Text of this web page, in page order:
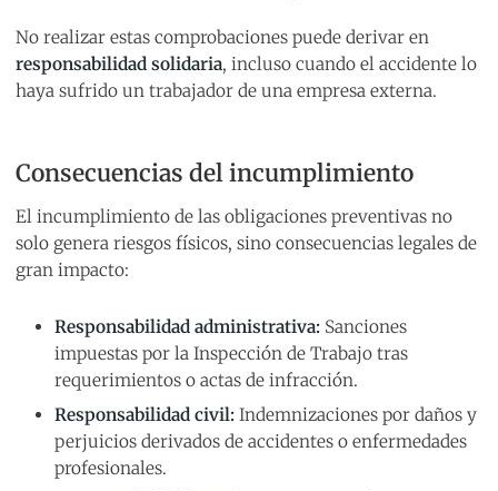
No realizar estas comprobaciones puede derivar en
responsabilidad solidaria, incluso cuando el accidente lo
haya sufrido un trabajador de una empresa externa.
Consecuencias del incumplimiento
El incumplimiento de las obligaciones preventivas no
solo genera riesgos físicos, sino consecuencias legales de
gran impacto:
Responsabilidad administrativa: Sanciones
impuestas por la Inspección de Trabajo tras
requerimientos o actas de infracción.
Responsabilidad civil: Indemnizaciones por daños y
perjuicios derivados de accidentes o enfermedades
profesionales.